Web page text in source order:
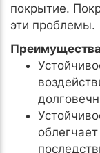
покрытие.
эти проблемы.